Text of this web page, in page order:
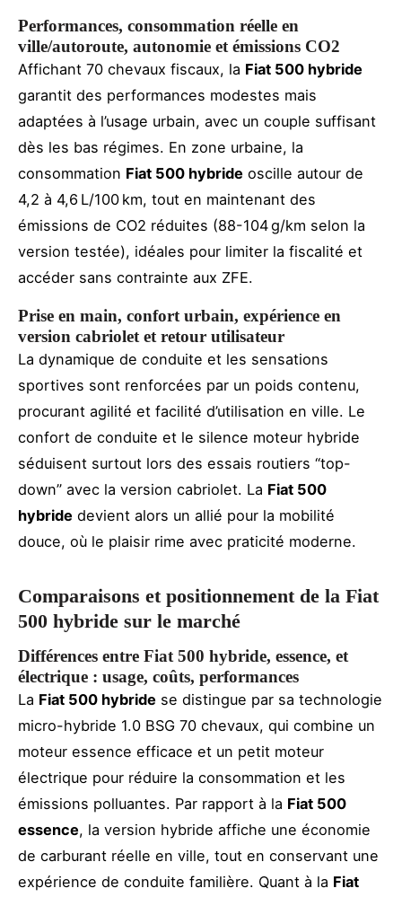
Performances, consommation réelle en
ville/autoroute, autonomie et émissions CO2
Affichant 70 chevaux fiscaux, la Fiat 500 hybride
garantit des performances modestes mais
adaptées à l’usage urbain, avec un couple suffisant
dès les bas régimes. En zone urbaine, la
consommation Fiat 500 hybride oscille autour de
4,2 à 4,6 L/100 km, tout en maintenant des
émissions de CO2 réduites (88-104 g/km selon la
version testée), idéales pour limiter la fiscalité et
accéder sans contrainte aux ZFE.
Prise en main, confort urbain, expérience en
version cabriolet et retour utilisateur
La dynamique de conduite et les sensations
sportives sont renforcées par un poids contenu,
procurant agilité et facilité d’utilisation en ville. Le
confort de conduite et le silence moteur hybride
séduisent surtout lors des essais routiers “top-
down” avec la version cabriolet. La Fiat 500
hybride devient alors un allié pour la mobilité
douce, où le plaisir rime avec praticité moderne.
Comparaisons et positionnement de la Fiat
500 hybride sur le marché
Différences entre Fiat 500 hybride, essence, et
électrique : usage, coûts, performances
La Fiat 500 hybride se distingue par sa technologie
micro-hybride 1.0 BSG 70 chevaux, qui combine un
moteur essence efficace et un petit moteur
électrique pour réduire la consommation et les
émissions polluantes. Par rapport à la Fiat 500
essence, la version hybride affiche une économie
de carburant réelle en ville, tout en conservant une
expérience de conduite familière. Quant à la Fiat